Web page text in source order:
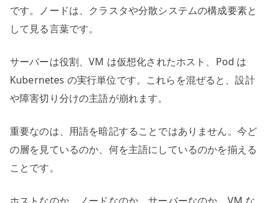
です。ノードは、クラスタや分散システムの構成要素と
して見る言葉です。
サーバーは役割、VM は仮想化されたホスト、Pod は
Kubernetes の実行単位です。これらを混ぜると、設計
や障害切り分けの主語が崩れます。
重要なのは、用語を暗記することではありません。今ど
の層を見ているのか、何を主語にしているのかを揃える
ことです。